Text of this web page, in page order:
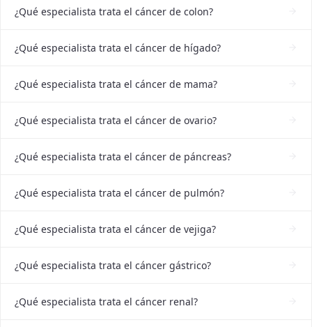
¿Qué especialista trata el cáncer de colon?
¿Qué especialista trata el cáncer de hígado?
¿Qué especialista trata el cáncer de mama?
¿Qué especialista trata el cáncer de ovario?
¿Qué especialista trata el cáncer de páncreas?
¿Qué especialista trata el cáncer de pulmón?
¿Qué especialista trata el cáncer de vejiga?
¿Qué especialista trata el cáncer gástrico?
¿Qué especialista trata el cáncer renal?